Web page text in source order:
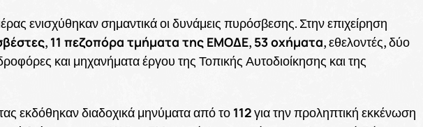
ενισχύθηκαν σημαντικά οι δυνάμεις πυρόσβεσης. Στην επιχείρηση
, 11 πεζοπόρα τμήματα της ΕΜΟΔΕ, 53 οχήματα, εθελοντές, δύο
και μηχανήματα έργου της Τοπικής Αυτοδιοίκησης και της
εκδόθηκαν διαδοχικά μηνύματα από το 112για την προληπτική εκκένωση